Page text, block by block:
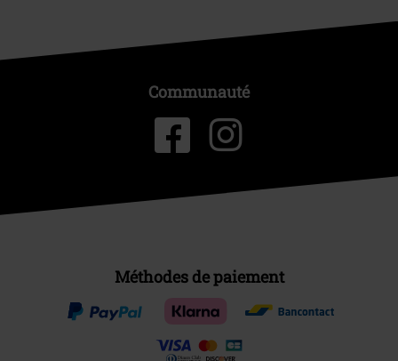
Communauté
Méthodes de paiement